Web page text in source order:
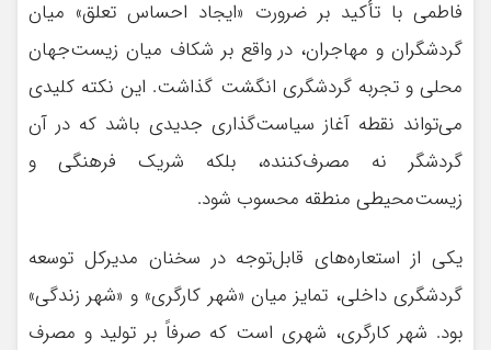
فاطمی با تأکید بر ضرورت «ایجاد احساس تعلق» میان
گردشگران و مهاجران، در واقع بر شکاف میان زیست‌جهان
محلی و تجربه گردشگری انگشت گذاشت. این نکته کلیدی
می‌تواند نقطه آغاز سیاست‌گذاری جدیدی باشد که در آن
گردشگر نه مصرف‌کننده، بلکه شریک فرهنگی و
زیست‌محیطی منطقه محسوب شود.
یکی از استعاره‌های قابل‌توجه در سخنان مدیرکل توسعه
گردشگری داخلی، تمایز میان «شهر کارگری» و «شهر زندگی»
بود. شهر کارگری، شهری است که صرفاً بر تولید و مصرف